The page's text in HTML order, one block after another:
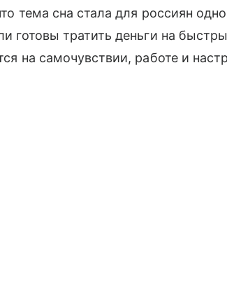
тема сна стала для россиян
готовы тратить деньги на
на самочувствии, работе и